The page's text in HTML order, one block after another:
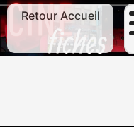
Retour Accueil